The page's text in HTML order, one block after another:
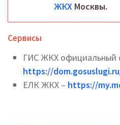
ЖКХ Москвы.
Сервисы
ГИС ЖКХ официальный
https://
ЕЛК ЖКХ – https://